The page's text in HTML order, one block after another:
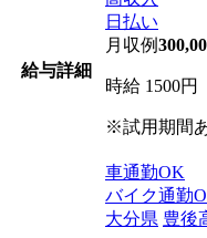
給与詳細
日払い
月収例
時給 1500円
※試用期間
車通勤OK
バイク通勤
大分県 豊後